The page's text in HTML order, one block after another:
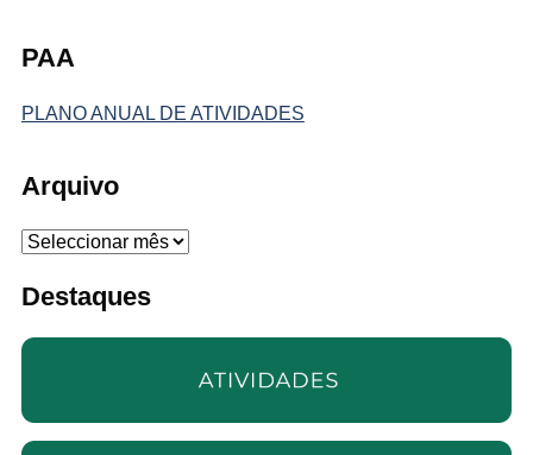
PAA
PLANO ANUAL DE ATIVIDADES
Arquivo
Arquivo
Destaques